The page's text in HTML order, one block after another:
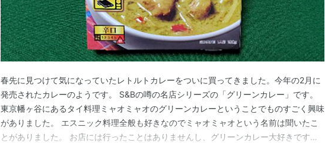
春先に見つけて気になっていたレトルトカレーをついに買ってきました。今年の2月に
発売されたカレーのようです。 S&Bの噂の名店シリーズの「グリーンカレー」です。
東京幡ヶ谷にあるタイ料理ミャオミャオのグリーンカレーということでものすごく興味
がありました。 エスニック料理全般も好きなのでミャオミャオという名前は聞いたこ
とがありました。 お店には行ったことはありませんし、グリーンカレー大好きですが